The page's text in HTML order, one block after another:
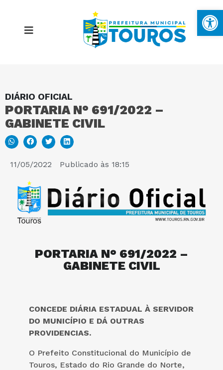
DIÁRIO OFICIAL
PORTARIA N° 691/2022 –
GABINETE CIVIL
11/05/2022 Publicado às 18:15
PORTARIA N° 691/2022 –
GABINETE CIVIL
CONCEDE DIÁRIA ESTADUAL À SERVIDOR
DO MUNICÍPIO E DÁ OUTRAS
PROVIDENCIAS.
O Prefeito Constitucional do Município de
Touros, Estado do Rio Grande do Norte,
MAPA DO SITE
PORTAL DA TRANSPARÊNCIA
E-SIC
PERGUNTAS FREQUENTES